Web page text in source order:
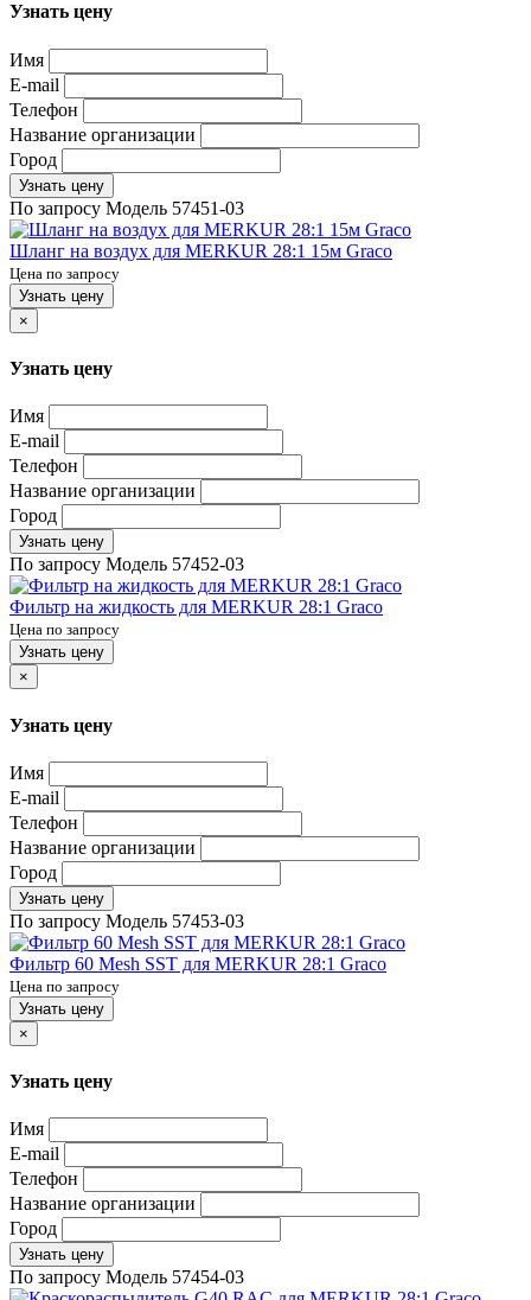
Узнать цену
Имя
E-mail
Телефон
Название организации
Город
Узнать цену
По запросу Модель 57451-03
Шланг на воздух для MERKUR 28:1 15м Graco
Цена по запросу
Узнать цену
×
Узнать цену
Имя
E-mail
Телефон
Название организации
Город
Узнать цену
По запросу Модель 57452-03
Фильтр на жидкость для MERKUR 28:1 Graco
Цена по запросу
Узнать цену
×
Узнать цену
Имя
E-mail
Телефон
Название организации
Город
Узнать цену
По запросу Модель 57453-03
Фильтр 60 Mesh SST для MERKUR 28:1 Graco
Цена по запросу
Узнать цену
×
Узнать цену
Имя
E-mail
Телефон
Название организации
Город
Узнать цену
По запросу Модель 57454-03